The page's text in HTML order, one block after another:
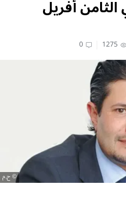
أفريل
1275
0
ح.م